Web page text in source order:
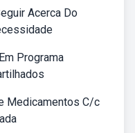
Acerca Do
Programa
Medicamentos C/c